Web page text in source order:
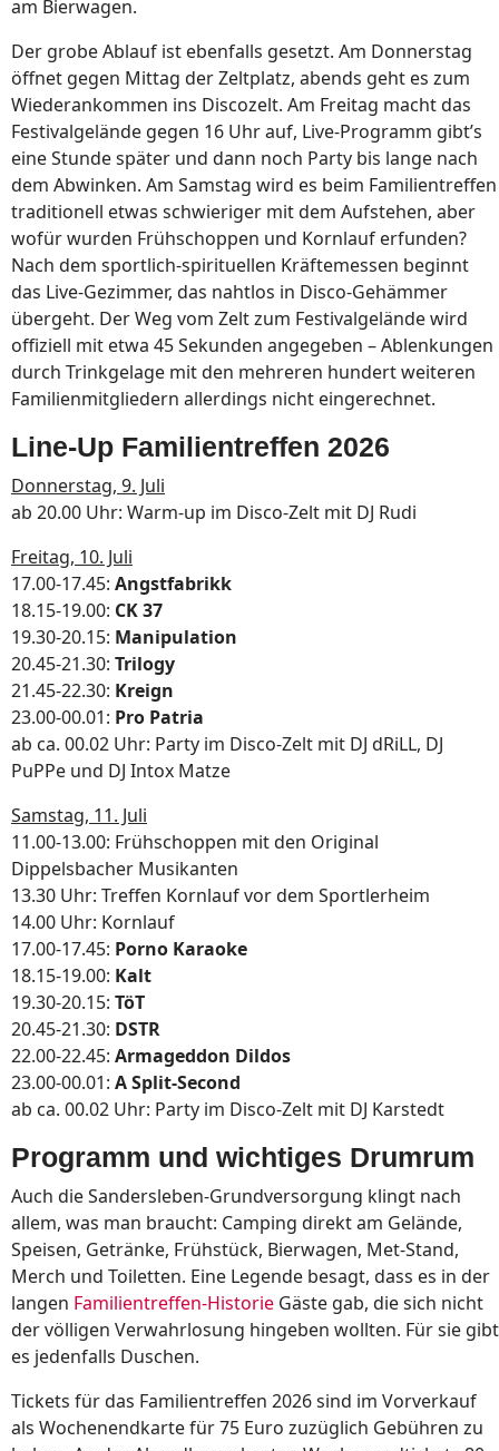
am Bierwagen.
Der grobe Ablauf ist ebenfalls gesetzt. Am Donnerstag
öffnet gegen Mittag der Zeltplatz, abends geht es zum
Wiederankommen ins Discozelt. Am Freitag macht das
Festivalgelände gegen 16 Uhr auf, Live-Programm gibt’s
eine Stunde später und dann noch Party bis lange nach
dem Abwinken. Am Samstag wird es beim Familientreffen
traditionell etwas schwieriger mit dem Aufstehen, aber
wofür wurden Frühschoppen und Kornlauf erfunden?
Nach dem sportlich-spirituellen Kräftemessen beginnt
das Live-Gezimmer, das nahtlos in Disco-Gehämmer
übergeht. Der Weg vom Zelt zum Festivalgelände wird
offiziell mit etwa 45 Sekunden angegeben – Ablenkungen
durch Trinkgelage mit den mehreren hundert weiteren
Familienmitgliedern allerdings nicht eingerechnet.
Line-Up Familientreffen 2026
Donnerstag, 9. Juli
ab 20.00 Uhr: Warm-up im Disco-Zelt mit DJ Rudi
Freitag, 10. Juli
17.00-17.45: Angstfabrikk
18.15-19.00: CK 37
19.30-20.15: Manipulation
20.45-21.30: Trilogy
21.45-22.30: Kreign
23.00-00.01: Pro Patria
ab ca. 00.02 Uhr: Party im Disco-Zelt mit DJ dRiLL, DJ
PuPPe und DJ Intox Matze
Samstag, 11. Juli
11.00-13.00: Frühschoppen mit den Original
Dippelsbacher Musikanten
13.30 Uhr: Treffen Kornlauf vor dem Sportlerheim
14.00 Uhr: Kornlauf
17.00-17.45: Porno Karaoke
18.15-19.00: Kalt
19.30-20.15: TöT
20.45-21.30: DSTR
22.00-22.45: Armageddon Dildos
23.00-00.01: A Split-Second
ab ca. 00.02 Uhr: Party im Disco-Zelt mit DJ Karstedt
Programm und wichtiges Drumrum
Auch die Sandersleben-Grundversorgung klingt nach
allem, was man braucht: Camping direkt am Gelände,
Speisen, Getränke, Frühstück, Bierwagen, Met-Stand,
Merch und Toiletten. Eine Legende besagt, dass es in der
langen Familientreffen-Historie Gäste gab, die sich nicht
der völligen Verwahrlosung hingeben wollten. Für sie gibt
es jedenfalls Duschen.
Tickets für das Familientreffen 2026 sind im Vorverkauf
als Wochenendkarte für 75 Euro zuzüglich Gebühren zu